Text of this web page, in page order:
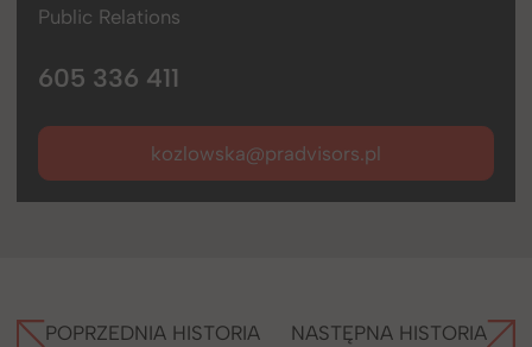
Public Relations
605 336 411
kozlowska@pradvisors.pl
POPRZEDNIA HISTORIA NASTĘPNA HISTORIA